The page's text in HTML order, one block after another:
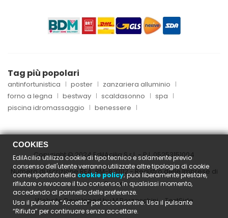
Tag più popolari
antinfortunistica poster
zanzariera alluminio
forno a legna
bestway scaldasonno
spa
piscina idromassaggio
benessere
Copyright © 2024 EdilAcilia S.r.l. - P.I.05253151004
Numero di iscrizione REA: RM-870112 - Registro delle Imprese di
Roma
Website Developed by M.Borzacchini - TestSide
COOKIES
EdilAcilia utilizza cookie di tipo tecnico e solamente previo
consenso dell'utente verranno utilizzate altre tipologia di cookie
come riportato nellacookie policy; puoi liberamente prestare,
rifiutare o revocare il tuo consenso, in qualsiasi momento,
accedendo al pannello delle preferenze.
Usa il pulsante “Accetta” per acconsentire. Usa il pulsante
“Rifiuta” per continuare senza accettare.